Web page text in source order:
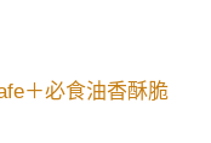
＋必食油香酥脆